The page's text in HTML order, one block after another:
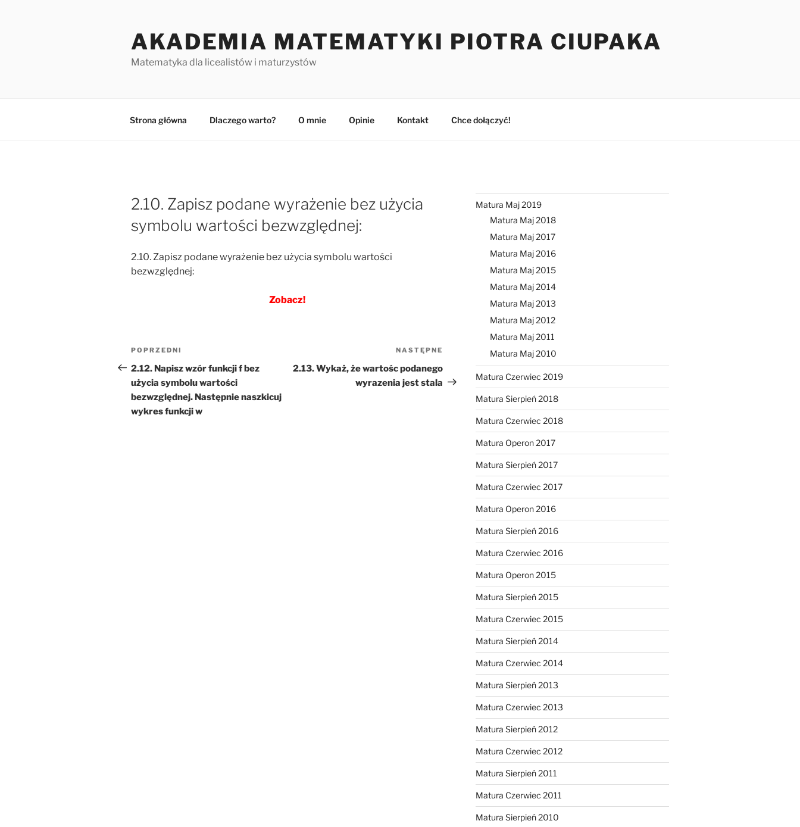
AKADEMIA MATEMATYKI PIOTRA CIUPAKA
Matematyka dla licealistów i maturzystów
Strona główna Dlaczego warto? O mnie Opinie Kontakt Chce dołączyć!
2.10. Zapisz podane wyrażenie bez użycia
symbolu wartości bezwzględnej:
2.10. Zapisz podane wyrażenie bez użycia symbolu wartości
bezwzględnej:
Zobacz!
Nawigacja
wpisu
Poprzedni
wpis
POPRZEDNI
2.12. Napisz wzór funkcji f bez
użycia symbolu wartości
bezwzględnej. Następnie naszkicuj
wykres funkcji w
wpis
NASTĘPNE
2.13. Wykaż, że wartośc podanego
wyrazenia jest stala
Matura Maj 2019
Matura Maj 2018
Matura Maj 2017
Matura Maj 2016
Matura Maj 2015
Matura Maj 2014
Matura Maj 2013
Matura Maj 2012
Matura Maj 2011
Matura Maj 2010
Matura Czerwiec 2019
Matura Sierpień 2018
Matura Czerwiec 2018
Matura Operon 2017
Matura Sierpień 2017
Matura Czerwiec 2017
Matura Operon 2016
Matura Sierpień 2016
Matura Czerwiec 2016
Matura Operon 2015
Matura Sierpień 2015
Matura Czerwiec 2015
Matura Sierpień 2014
Matura Czerwiec 2014
Matura Sierpień 2013
Matura Czerwiec 2013
Matura Sierpień 2012
Matura Czerwiec 2012
Matura Sierpień 2011
Matura Czerwiec 2011
Matura Sierpień 2010